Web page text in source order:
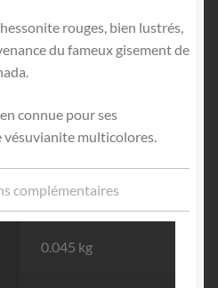
rouges, bien lustrés,
du fameux gisement de
connue pour ses
vésuvianite multicolores.
complémentaires
0.045 kg